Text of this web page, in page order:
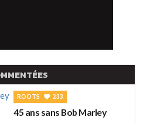
ROOTS 233
45 ans sans Bob Marley